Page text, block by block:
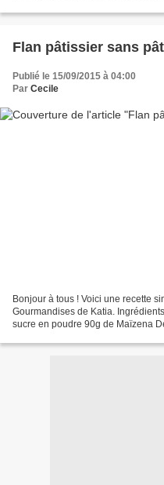
Flan pâtissier sans
Publié le 15/09/2015 à 04:00
Par Cecile
Bonjour à tous ! Voici une recette
Gourmandises de Katia.
sucre en poudre 90g de Maïzena